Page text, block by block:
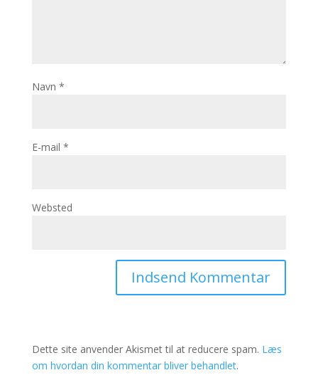
Navn *
E-mail *
Websted
Dette site anvender Akismet til at reducere spam. Læs
om hvordan din kommentar bliver behandlet.